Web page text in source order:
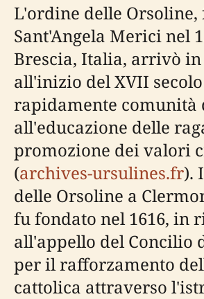
L'ordine delle Orsoline,
Sant'Angela Merici nel
Brescia, Italia, arrivò
all'inizio del XVII
rapidamente comunità
all'educazione delle
promozione dei valori
(archives-ursulines.fr).
delle Orsoline a
fu fondato nel 1616, in
all'appello del Concilio
per il rafforzamento
cattolica attraverso